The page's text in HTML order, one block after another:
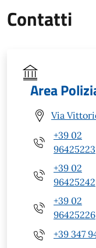
Contatti
Area
Via
+39 02
96425223
+39 02
96425242
+39 02
96425226
+39 347